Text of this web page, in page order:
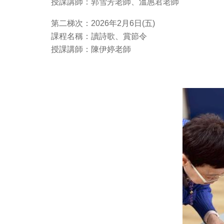
授課講師：郭雪芳老師、溫惠君老師
第二梯次：2026年2月6日(五)
課程名稱：讀詩歌、賞節令
授課講師：陳伊婷老師